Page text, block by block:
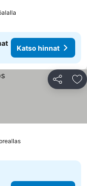
Katso hinnat
Jaa